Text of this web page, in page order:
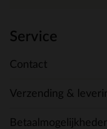
Service
Contact
Verzending &